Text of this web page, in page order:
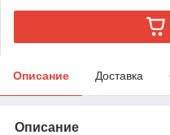
Описание Доставка
Описание